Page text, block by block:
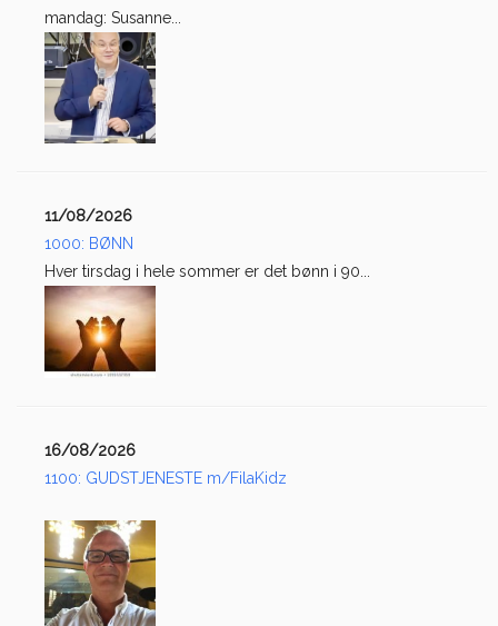
mandag: Susanne...
11/08/2026
1000: BØNN
Hver tirsdag i hele sommer er det bønn i 90...
16/08/2026
1100: GUDSTJENESTE m/FilaKidz